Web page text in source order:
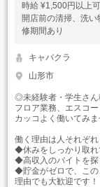
時給 ¥1,500円以上
開店前の清掃、洗
修期間あり
キャバクラ
山形市
◎未経験者・学生さん
フロア業務、エスコ
カッコよく働いてみま
働く理由は人それぞれ
◆休みをしっかり取れ
◆高収入のバイトを探
◆貯金がゼロで、こ
理由でも大歓迎です！